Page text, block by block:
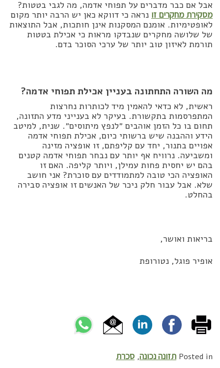
אבל אם כבר מדברים על תפוחי אדמה, מה לגבי בטטות?
מסקירת מחקרים זו נראה כי דווקא כאן יש הרבה יותר מקום
לאופטימיות. אומנם המסקנות אינן חותכות, אבל התוצאות
של שלושה מחקרים שנבדקו מראות כי אכילת בטטות
תורמת לאיזון טוב יותר של ערכי הסוכר בדם.
מה השורה התחתונה בעניין אכילת תפוחי אדמה?
ראשית, לא כדאי להאמין מיד לכותרות נחרצות
המתפרסמות בתקשורת. בעיקר לא בענייני מדע התזונה,
תחום בו כל הזמן אוהבים ״לנפץ מיתוסים״. שנית, למיטב
הידע וההבנה שיש ברשותי כיום, אכילת תפוחי אדמה
אפויים בתנור, יחד עם קליפתם, זו אופציה מזינה
ומשביעה. נרוויח אף יותר עם נבחר תפוחי אדמה קטנים
בהם יש יחסית פחות עמילן, ויותר קליפה. האם זו
האופציה הכי טובה למתמודדים עם סוכרת? אני חושב
שלא. אבל עבור חלק ניכר של האנשים זו אופציה סבירה
בהחלט.
בריאות ואושר,
אופיר פוגל, נטורופת
Posted in תזונה נכונה, סכרת